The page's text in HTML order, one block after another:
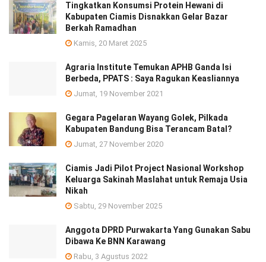
Tingkatkan Konsumsi Protein Hewani di
Kabupaten Ciamis Disnakkan Gelar Bazar
Berkah Ramadhan
Kamis, 20 Maret 2025
Agraria Institute Temukan APHB Ganda Isi
Berbeda, PPATS : Saya Ragukan Keasliannya
Jumat, 19 November 2021
Gegara Pagelaran Wayang Golek, Pilkada
Kabupaten Bandung Bisa Terancam Batal?
Jumat, 27 November 2020
Ciamis Jadi Pilot Project Nasional Workshop
Keluarga Sakinah Maslahat untuk Remaja Usia
Nikah
Sabtu, 29 November 2025
Anggota DPRD Purwakarta Yang Gunakan Sabu
Dibawa Ke BNN Karawang
Rabu, 3 Agustus 2022